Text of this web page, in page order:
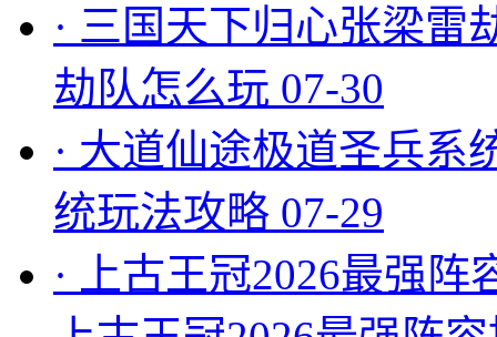
· 三国天下归心张梁雷
劫队怎么玩 07-30
· 大道仙途极道圣兵系
统玩法攻略 07-29
·
上古王冠2026最强